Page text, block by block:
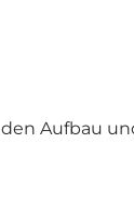
Aufbau